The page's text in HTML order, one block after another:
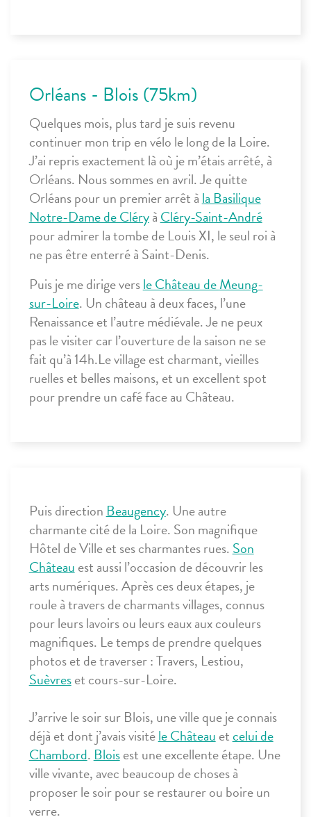
Orléans - Blois (75km)
Quelques mois, plus tard je suis revenu
continuer mon trip en vélo le long de la Loire.
J’ai repris exactement là où je m’étais arrêté, à
Orléans. Nous sommes en avril. Je quitte
Orléans pour un premier arrêt à la Basilique
Notre-Dame de Cléryà Cléry-Saint-André
pour admirer la tombe de Louis XI, le seul roi à
ne pas être enterré à Saint-Denis.
Puis je me dirige versle Château deMeung-
sur-Loire. Un château à deux faces, l’une
Renaissance et l’autre médiévale. Je ne peux
pas le visiter car l’ouverture de la saison ne se
fait qu’à 14h.Le village est charmant, vieilles
ruelles et belles maisons, et un excellent spot
pour prendre un café face au Château.
Puis direction Beaugency. Une autre
charmante cité de la Loire. Son magnifique
Hôtel de Ville et ses charmantes rues. Son
Château est aussi l’occasion de découvrir les
arts numériques. Après ces deux étapes, je
roule à travers de charmants villages, connus
pour leurs lavoirs ou leurs eaux aux couleurs
magnifiques. Le temps de prendre quelques
photos et de traverser : Travers, Lestiou,
Suèvreset cours-sur-Loire.
J’arrive le soir sur Blois, une ville que je connais
déjà et dont j’avais visitéle Château etcelui de
Chambord. Bloisest une excellente étape. Une
ville vivante, avec beaucoup de choses à
proposer le soir pour se restaurer ou boire un
verre.